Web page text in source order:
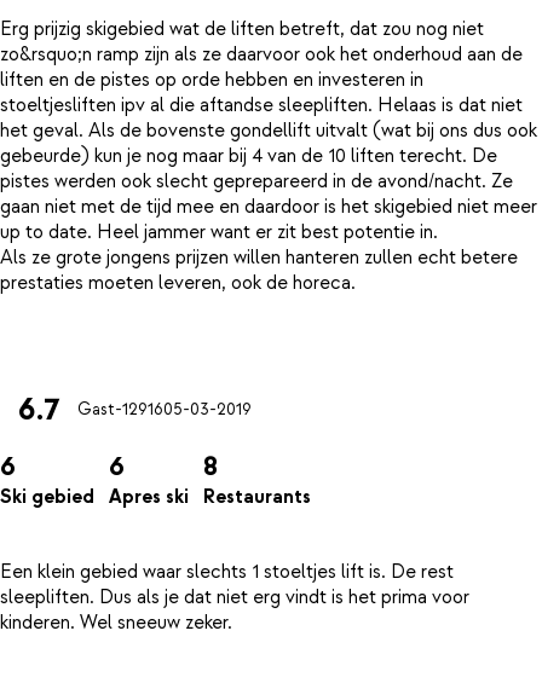
Erg prijzig skigebied wat de liften betreft, dat zou nog niet
zo&rsquo;n ramp zijn als ze daarvoor ook het onderhoud aan de
liften en de pistes op orde hebben en investeren in
stoeltjesliften ipv al die aftandse sleepliften. Helaas is dat niet
het geval. Als de bovenste gondellift uitvalt (wat bij ons dus ook
gebeurde) kun je nog maar bij 4 van de 10 liften terecht. De
pistes werden ook slecht geprepareerd in de avond/nacht. Ze
gaan niet met de tijd mee en daardoor is het skigebied niet meer
up to date. Heel jammer want er zit best potentie in.
Als ze grote jongens prijzen willen hanteren zullen echt betere
prestaties moeten leveren, ook de horeca.
6.7 Gast-1291605-03-2019
6
Ski gebied
6
Apres ski
8
Restaurants
Een klein gebied waar slechts 1 stoeltjes lift is. De rest
sleepliften. Dus als je dat niet erg vindt is het prima voor